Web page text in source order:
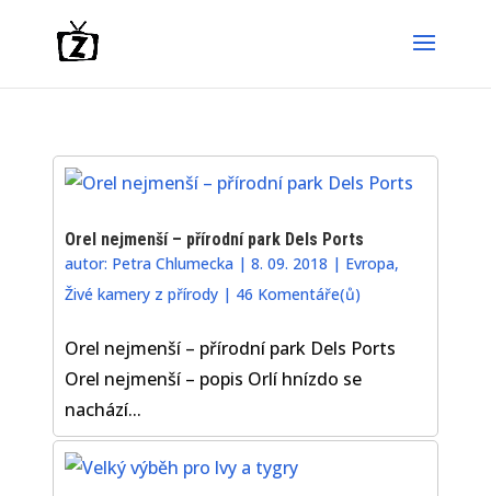
Orel nejmenší – přírodní park Dels Ports
autor: Petra Chlumecka |8. 09. 2018 | Evropa,
Živé kamery z přírody | 46 Komentáře(ů)
Orel nejmenší – přírodní park Dels Ports
Orel nejmenší – popis Orlí hnízdo se
nachází...